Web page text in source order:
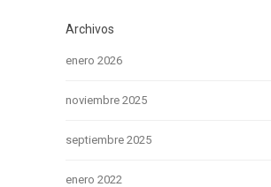
Archivos
enero 2026
noviembre 2025
septiembre 2025
enero 2022